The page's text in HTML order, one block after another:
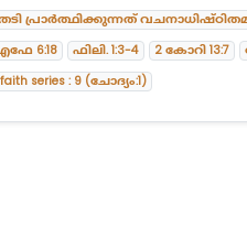
പ്രാർത്ഥിക്കുന്നത്
6:18 ഫിലി. 1:3-4 2 കോറി 13:7
series : 9 (ചോദ്യം:1)